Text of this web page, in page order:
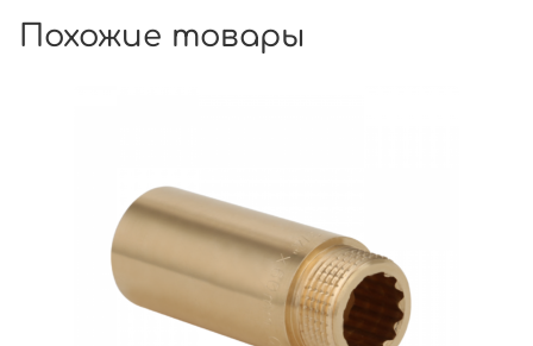
Похожие товары